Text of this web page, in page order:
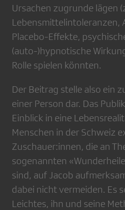
Ursachen zugrunde lägen
Lebensmittelintoleranzen,
Placebo-Effekte,
(auto-)hypnotische
Rolle spielen könnten.
Der Beitrag stelle also ein
einer Person dar. Das
Einblick in eine
Menschen in der Schweiz
Zuschauer:innen, die an
sogenannten
sind, auf Jacob
dabei nicht vermeiden. Es
Leichtes, ihn und seine